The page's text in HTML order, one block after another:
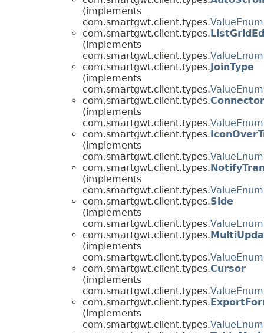
(implements
com.smartgwt.client.types.ValueEnum
com.smartgwt.client.types.
(implements
com.smartgwt.client.types.ValueEnum
com.smartgwt.client.types.JoinType
(implements
com.smartgwt.client.types.ValueEnum
com.smartgwt.client.types.
(implements
com.smartgwt.client.types.ValueEnum
com.smartgwt.client.types.
(implements
com.smartgwt.client.types.ValueEnum
com.smartgwt.client.types.
(implements
com.smartgwt.client.types.ValueEnum
com.smartgwt.client.types.Side
(implements
com.smartgwt.client.types.ValueEnum
com.smartgwt.client.types.
(implements
com.smartgwt.client.types.ValueEnum
com.smartgwt.client.types.Cursor
(implements
com.smartgwt.client.types.ValueEnum
com.smartgwt.client.types.
(implements
com.smartgwt.client.types.ValueEnum